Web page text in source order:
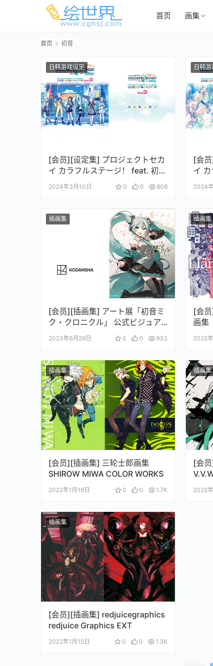
首页 画集
首页 初音
日韩游戏设定
[会员][设定集] プロジェクトセカ
イ カラフルステージ！ feat. 初音
ミク 公式ビジュアルファンブッ
ク Vol.3
2024年3月10日 0 0 808
日韩
[会
イ
ミ
ク
2024
插画集
[会员][插画集] アート展「初音ミ
ク・クロニクル」 公式ビジュア
ルブック
2023年6月29日 0 0 933
插画集
[会
画集
2022
插画集
[会员][插画集] 三轮士郎画集
SHIROW MIWA COLOR WORKS
2022年1月16日 0 0 1.7K
插画集
[会
2022
插画集
[会员][插画集] redjuicegraphics
redjuice Graphics EXT
2022年1月15日 0 0 1.3K